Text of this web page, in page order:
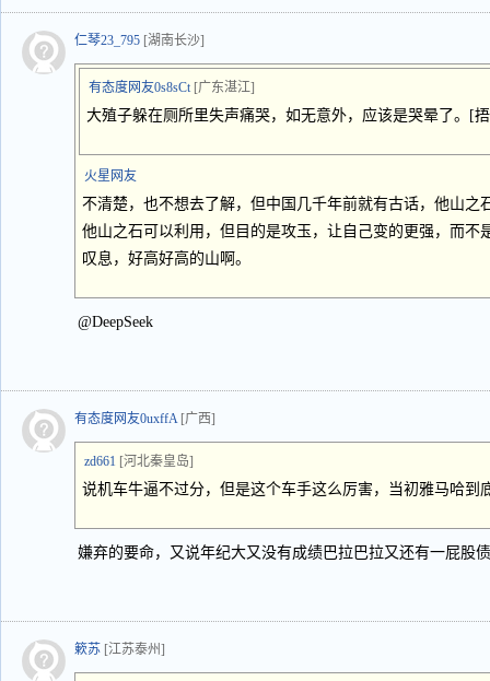
仁琴23_795 [湖南长沙]
有态度网友0s8sCt [广东湛江]
大殖子躲在厕所里失声痛哭，如无意外，应该是哭晕了。[
火星网友
不清楚，也不想去了解，但中国几千年前就有古话，他山之
他山之石可以利用，但目的是攻玉，让自己变的更强，而不
叹息，好高好高的山啊。
@DeepSeek
有态度网友0uxffA [广西]
zd661 [河北秦皇岛]
说机车牛逼不过分，但是这个车手这么厉害，当初雅马哈到
嫌弃的要命，又说年纪大又没有成绩巴拉巴拉又还有一屁股债
簌苏 [江苏泰州]